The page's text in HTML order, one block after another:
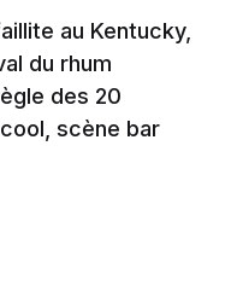
au Kentucky,
du rhum
des 20
scène bar